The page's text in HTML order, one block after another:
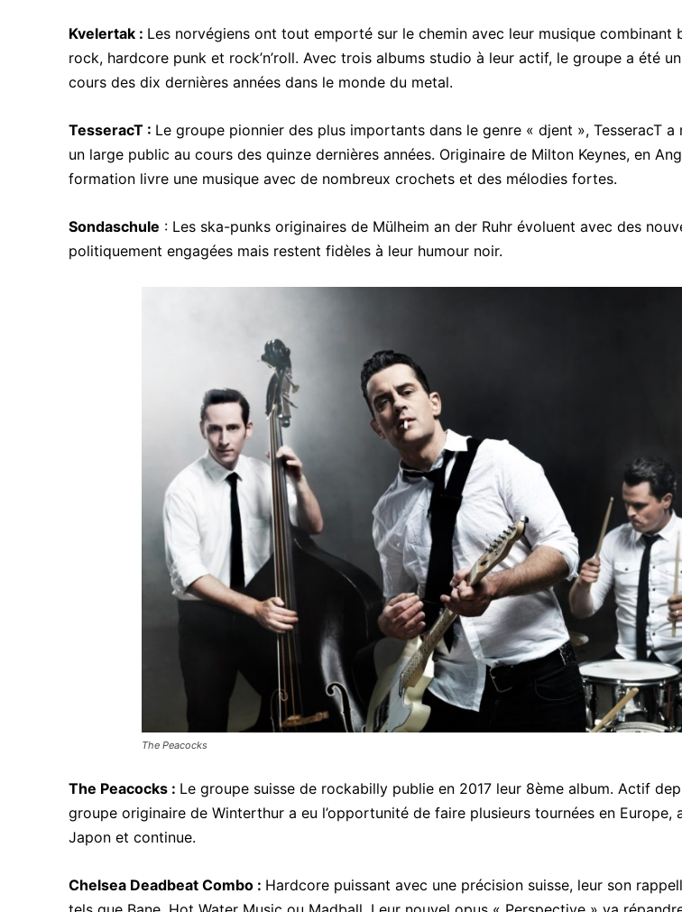
Kvelertak : Les norvégiens ont tout emporté sur le chemin avec leur musique combinant
rock, hardcore punk et rock’n’roll. Avec trois albums studio à leur actif, le groupe a été
cours des dix dernières années dans le monde du metal.
TesseracT : Le groupe pionnier des plus importants dans le genre « djent », TesseracT a
un large public au cours des quinze dernières années. Originaire de Milton Keynes, en
formation livre une musique avec de nombreux crochets et des mélodies fortes.
Sondaschule : Les ska-punks originaires de Mülheim an der Ruhr évoluent avec des
politiquement engagées mais restent fidèles à leur humour noir.
The Peacocks
The Peacocks : Le groupe suisse de rockabilly publie en 2017 leur 8ème album. Actif
groupe originaire de Winterthur a eu l’opportunité de faire plusieurs tournées en Europe,
Japon et continue.
Chelsea Deadbeat Combo : Hardcore puissant avec une précision suisse, leur son